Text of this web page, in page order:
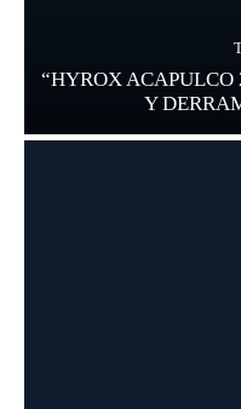
“HYROX
Y